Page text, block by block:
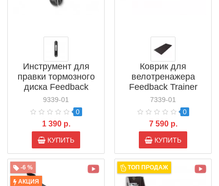
Инструмент для
правки тормозного
диска Feedback
Rotor Truing Fork 2.0
(17842)
9339-01
0
1 390 р.
КУПИТЬ
Коврик для
велотренажера
Feedback Trainer
Floor Mat (16985)
7339-01
0
7 590 р.
КУПИТЬ
-6 %
АКЦИЯ
ТОП ПРОДАЖ